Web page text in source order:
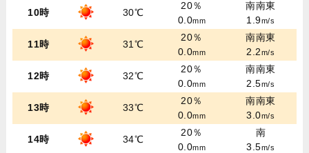
10時 30℃
20％
0.0mm
南南東
1.9m/s
11時 31℃
20％
0.0mm
南南東
2.2m/s
12時 32℃
20％
0.0mm
南南東
2.5m/s
13時 33℃
20％
0.0mm
南南東
3.0m/s
14時 34℃
20％
0.0mm
南
3.5m/s